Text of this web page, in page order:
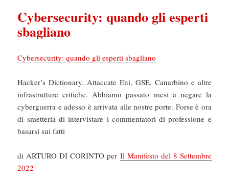
Cybersecurity: quando gli esperti
sbagliano
Cybersecurity: quando gli esperti sbagliano
Hacker’s Dictionary. Attaccate Eni, GSE, Canarbino e altre
infrastrutture critiche. Abbiamo passato mesi a negare la
cyberguerra e adesso è arrivata alle nostre porte. Forse è ora
di smetterla di intervistare i commentatori di professione e
basarsi sui fatti
di ARTURO DI CORINTO per Il Manifesto del 8 Settembre
2022